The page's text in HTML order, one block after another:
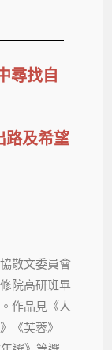
尋找自
路及希望
散文委員會
院高研班畢
作品見《人
《芙蓉》